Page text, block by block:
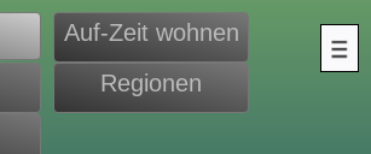
Auf-Zeit wohnen
Regionen